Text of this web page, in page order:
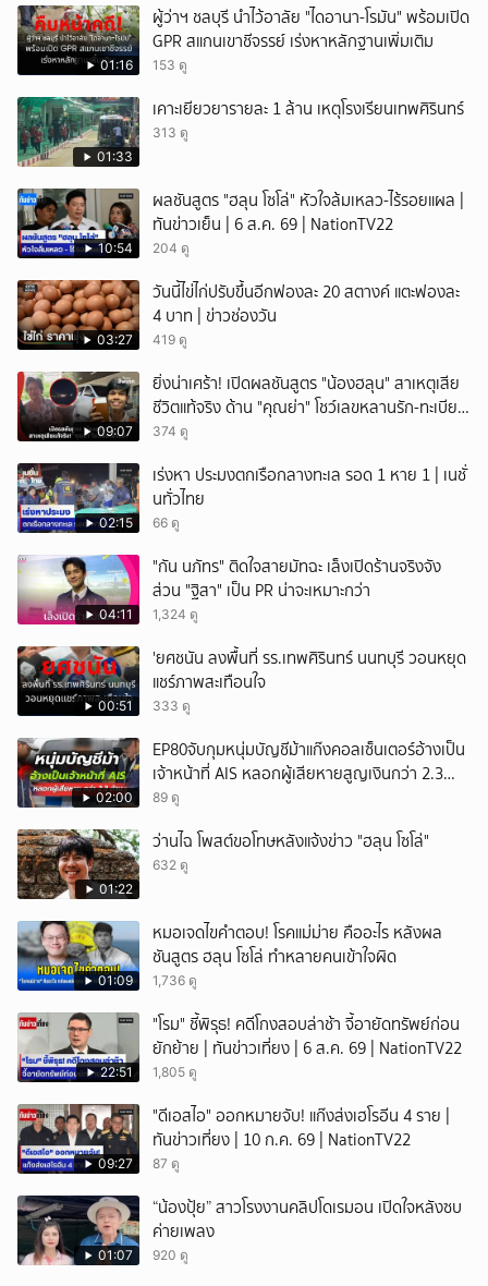
01:16
ผู้ว่าฯ ชลบุรี นำไว้อาลัย "ไดอานา-โรมัน" พร้อมเปิด
GPR สแกนเขาชีจรรย์ เร่งหาหลักฐานเพิ่มเติม
153 ดู
01:33
เคาะเยียวยารายละ 1 ล้าน เหตุโรงเรียนเทพศิรินทร์
313 ดู
10:54
ผลชันสูตร "ฮลุน โซโล่" หัวใจล้มเหลว-ไร้รอยแผล |
ทันข่าวเย็น | 6 ส.ค. 69 | NationTV22
204 ดู
03:27
วันนี้ไข่ไก่ปรับขึ้นอีกฟองละ 20 สตางค์ แตะฟองละ
4 บาท | ข่าวช่องวัน
419 ดู
09:07
ยิ่งน่าเศร้า! เปิดผลชันสูตร "น้องฮลุน" สาเหตุเสีย
ชีวิตแท้จริง ด้าน "คุณย่า" โชว์เลขหลานรัก-ทะเบียน
รถเคลื่อนร่าง!
374 ดู
02:15
เร่งหา ประมงตกเรือกลางทะเล รอด 1 หาย 1 | เนชั่
นทั่วไทย
66 ดู
04:11
"กัน นภัทร" ติดใจสายมัทฉะ เล็งเปิดร้านจริงจัง
ส่วน "ฐิสา" เป็น PR น่าจะเหมาะกว่า
1,324 ดู
00:51
'ยศชนัน ลงพื้นที่ รร.เทพศิรินทร์ นนทบุรี วอนหยุด
แชร์ภาพสะเทือนใจ
333 ดู
02:00
EP80จับกุมหนุ่มบัญชีม้าแก๊งคอลเซ็นเตอร์อ้างเป็น
เจ้าหน้าที่ AIS หลอกผู้เสียหายสูญเงินกว่า 2.3
ล้านบาท
89 ดู
01:22
ว่านไฉ โพสต์ขอโทษหลังแจ้งข่าว "ฮลุน โซโล่"
632 ดู
01:09
หมอเจดไขคำตอบ! โรคแม่ม่าย คืออะไร หลังผล
ชันสูตร ฮลุน โซโล่ ทำหลายคนเข้าใจผิด
1,736 ดู
22:51
"โรม" ชี้พิรุธ! คดีโกงสอบล่าช้า จี้อายัดทรัพย์ก่อน
ยักย้าย | ทันข่าวเที่ยง | 6 ส.ค. 69 | NationTV22
1,805 ดู
09:27
"ดีเอสไอ" ออกหมายจับ! แก๊งส่งเฮโรอีน 4 ราย |
ทันข่าวเที่ยง | 10 ก.ค. 69 | NationTV22
87 ดู
01:07
“น้องปุ้ย” สาวโรงงานคลิปโดเรมอน เปิดใจหลังซบ
ค่ายเพลง
920 ดู